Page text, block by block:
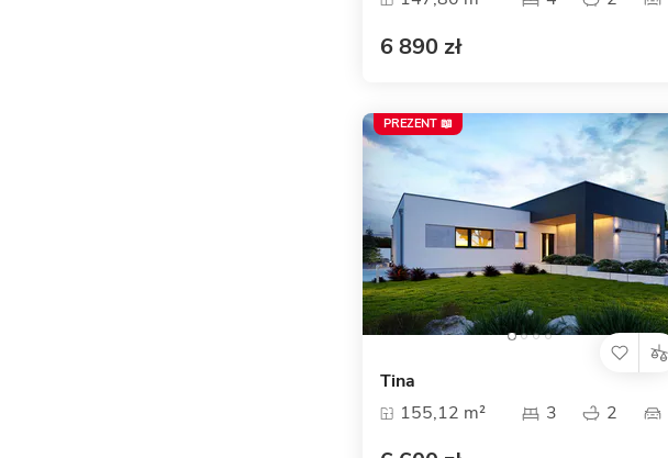
6 890 zł
Tina
155,12 m²
3 2
PREZENT 📖